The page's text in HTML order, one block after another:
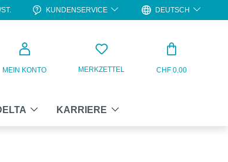
KUNDENSERVICE DEUTSCH
MEIN KONTO MERKZETTEL CHF 0.00
KARRIERE